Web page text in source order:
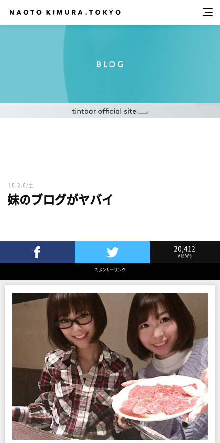
16.2.6/土
妹のブログがヤバイ
Twitterでツイート
20,412
VIEWS
スポンサーリンク